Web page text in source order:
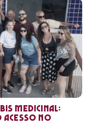
medicinal:
acesso no